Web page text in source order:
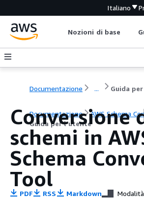
Italiano
Nozioni di base
Documentazione ... Guida
Documentazione
AWS Schema
Guida per l’utente
Conversione
schemi in
Schema
Tool
PDF RSS Markdown